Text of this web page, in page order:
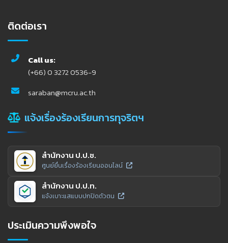
ติดต่อเรา
Call us:
(+66) 0 3272 0536-9
saraban@mcru.ac.th
แจ้งเรื่องร้องเรียนการทุจริตฯ
สำนักงาน ป.ป.ช.
ศูนย์ยื่นเรื่องร้องเรียนออนไลน์
สำนักงาน ป.ป.ท.
แจ้งเบาะแสแบบปกปิดตัวตน
ประเมินความพึงพอใจ